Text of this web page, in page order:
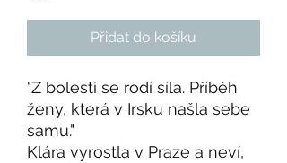
Přidat do košíku
"Z bolesti se rodí síla. Příběh
ženy, která v Irsku našla sebe
samu."
Klára vyrostla v Praze a neví,